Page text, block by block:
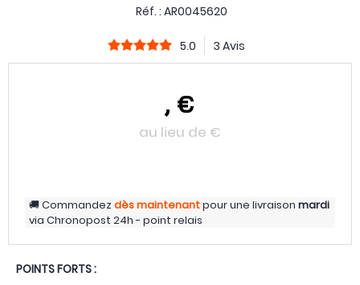
Réf. : AR0045620
5.0 3 Avis
, €
au lieu de €
Commandezdès maintenantpour une livraison mardi
via Chronopost 24h - point relais
POINTS FORTS :